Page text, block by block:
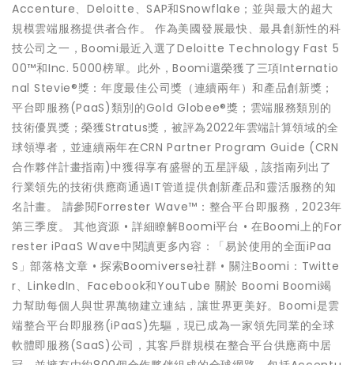
Accenture、Deloitte、SAP和Snowflake；並與最大的超大
規模雲端服務提供者合作。 作為美國發展最快、最具創新性的科
技公司之一，Boomi最近入選了Deloitte Technology Fast 5
00™和Inc. 5000榜單。此外，Boomi還榮獲了三項Internatio
nal Stevie®獎：年度最佳公司獎（連續兩年）和產品創新獎；
平台即服務(PaaS)類別的Gold Globee®獎；雲端服務類別的
技術優異獎；榮獲Stratus獎，被評為2022年雲端計算領域的全
球領導者，並連續兩年在CRN Partner Program Guide (CRN
合作夥伴計畫指南)中獲得享有盛譽的五星評級，該指南列出了
行業領先的技術供應商通過IT管道提供創新產品和靈活服務的知
名計畫。 請參閱Forrester Wave™：整合平台即服務，2023年
第三季度。 其他資源 • 詳細瞭解Boomi平台 • 在Boomi上的For
rester iPaaS Wave中閱讀更多內容：「易於使用的全面iPaa
S」部落格文章 • 探索Boomiverse社群 • 關注Boomi：Twitte
r、LinkedIn、Facebook和YouTube 關於 Boomi Boomi竭
力幫助每個人與世界萬物建立連結，讓世界更美好。Boomi是雲
端整合平台即服務(iPaaS)先驅，現已成為一家領先同業的全球
軟體即服務(SaaS)公司，其客戶群規模在整合平台供應商中居